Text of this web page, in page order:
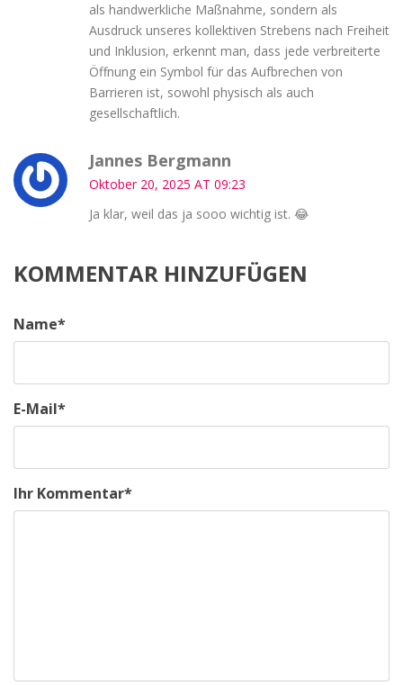
als handwerkliche Maßnahme, sondern als
Ausdruck unseres kollektiven Strebens nach Freiheit
und Inklusion, erkennt man, dass jede verbreiterte
Öffnung ein Symbol für das Aufbrechen von
Barrieren ist, sowohl physisch als auch
gesellschaftlich.
Jannes Bergmann
Oktober 20, 2025 AT 09:23
Ja klar, weil das ja sooo wichtig ist. 😂
KOMMENTAR HINZUFÜGEN
Name*
E-Mail*
Ihr Kommentar*